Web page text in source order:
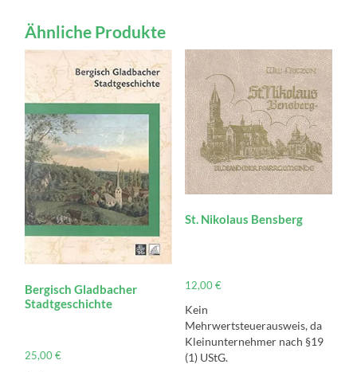
Ähnliche Produkte
Bergisch Gladbacher
Stadtgeschichte
25,00€
St. Nikolaus Bensberg
12,00€
Kein
Mehrwertsteuerausweis, da
Kleinunternehmer nach §19
(1) UStG.